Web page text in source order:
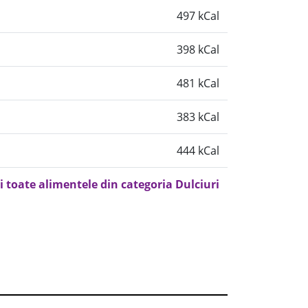
497 kCal
398 kCal
481 kCal
383 kCal
444 kCal
toate alimentele din categoria Dulciuri